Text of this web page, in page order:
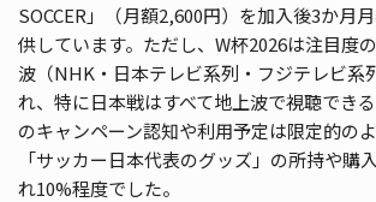
SOCCER」（月額2,600円）を加入後3か月
供しています。ただし、W杯2026は注目度
波（NHK・日本テレビ系列・フジテレビ系
れ、特に日本戦はすべて地上波で視聴でき
のキャンペーン認知や利用予定は限定的のよ
「サッカー日本代表のグッズ」の所持や購
れ10%程度でした。